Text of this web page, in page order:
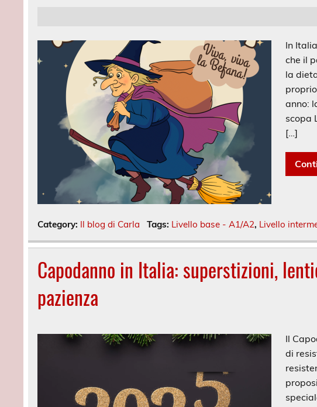
In
che il
la
anno:
scopa
[…]
Category: Il blog di Carla Tags: Livello base - A1/A2, Livello
Capodanno in Italia: superstizioni,
pazienza
Il
di